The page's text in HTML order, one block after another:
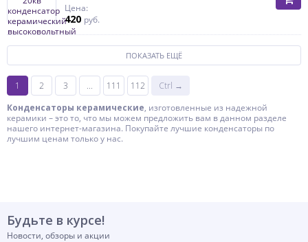
Цена:
420 руб.
ПОКАЗАТЬ ЕЩЁ
1 2 3 ... 111 112
Ctrl →
Конденсаторы керамические, изготовленные из надежной
керамики – это то, что мы можем предложить вам в данном разделе
нашего интернет-магазина. Покупайте лучшие конденсаторы по
лучшим ценам только у нас.
Будьте в курсе!
Новости, обзоры и акции